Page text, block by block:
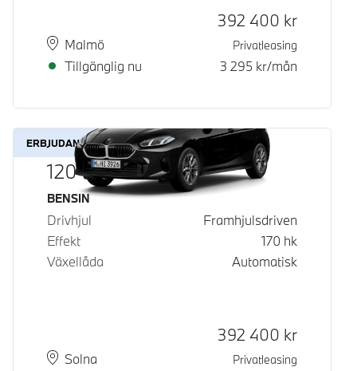
PlatsMalmö
Leveranstid
Tillgänglig nu
Kontantpris
392 400 kr
Privatleasing
3 295 kr/mån
ERBJUDANDE
120
Bränsle
BENSIN
Drivhjul
Framhjulsdriven
Effekt
170 hk
Växellåda
Automatisk
PlatsSolna
Leveranstid
Kontantpris
392 400 kr
Privatleasing